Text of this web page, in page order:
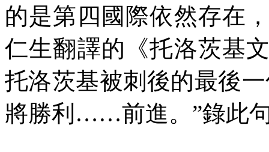
的是第四國際依然存在
仁生翻譯的《托洛茨基
托洛茨基被刺後的最後
將勝利……前進。”錄此